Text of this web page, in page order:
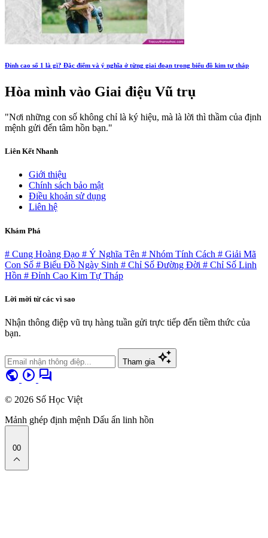
Đỉnh cao số 1 là gì? Đặc điểm và ý nghĩa ở từng giai đoạn trong biểu đồ kim tự tháp
Hòa mình vào Giai điệu Vũ trụ
"Nơi những con số không chỉ là ký hiệu, mà là lời thì thầm của định
mệnh gửi đến tâm hồn bạn."
Liên Kết Nhanh
Giới thiệu
Chính sách bảo mật
Điều khoản sử dụng
Liên hệ
Khám Phá
# Cung Hoàng Đạo # Ý Nghĩa Tên # Nhóm Tính Cách # Giải Mã
Con Số # Biểu Đồ Ngày Sinh # Chỉ Số Đường Đời # Chỉ Số Linh
Hồn # Đỉnh Cao Kim Tự Tháp
Lời mời từ các vì sao
Nhận thông điệp vũ trụ hàng tuần gửi trực tiếp đến tiềm thức của
bạn.
Tham gia auto_awesome
public play_circle forum
© 2026 Số Học Việt
Mảnh ghép định mệnh Dấu ấn linh hồn
00
expand_less